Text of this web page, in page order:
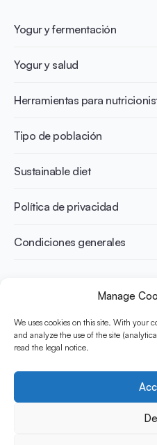
Manage
We uses cookies on this site. With your
and analyze the use of the site
read the legal notice.
Yogur y fermentación
¿Qué es el yogur?
Nutri-dense food
Yogur y salud
Healthy Diets & Lifestyle
Salud intestinal y microbiota
Salud ósea
Control del peso
Herramientas para
Publicaciones
Infographics
Recetas
Tipo de población
Adultos
Deportistas
Sustainable diet
Beneficios medioambientales
Beneficios para la salud
Política de privacidad
Condiciones generales
Equilibradas está financiada
Internacional. Su objetivo es
actual sobre el yogur como
Social Media